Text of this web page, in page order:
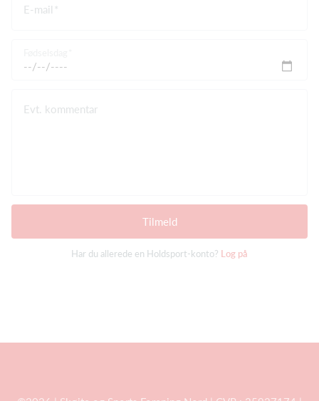
E-mail
Evt. kommentar
Tilmeld
Har du allerede en Holdsport-konto? Log på